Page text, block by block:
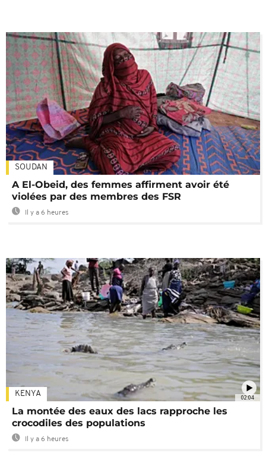
SOUDAN
A El-Obeid, des femmes affirment avoir été
violées par des membres des FSR
Il y a 6 heures
02:04
KENYA
La montée des eaux des lacs rapproche les
crocodiles des populations
Il y a 6 heures